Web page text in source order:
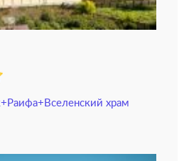
храм